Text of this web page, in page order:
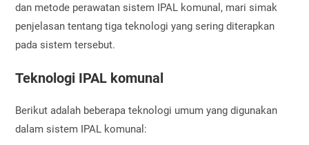
dan metode perawatan sistem IPAL komunal, mari simak
penjelasan tentang tiga teknologi yang sering diterapkan
pada sistem tersebut.
Teknologi IPAL komunal
Berikut adalah beberapa teknologi umum yang digunakan
dalam sistem IPAL komunal: